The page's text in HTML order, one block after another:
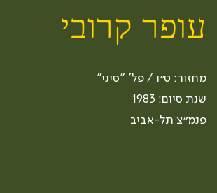
עופר קרובי
מחזור: ט״ו / פל' "סיני"
שנת סיום: 1983
פנמ״צ תל-אביב